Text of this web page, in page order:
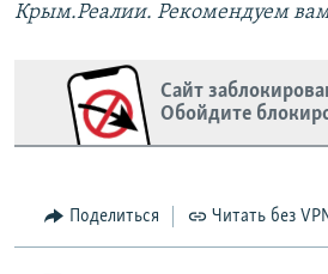
Крым.Реалии. Рекомендуем
Сайт
Обойдите
Поделиться Читать без